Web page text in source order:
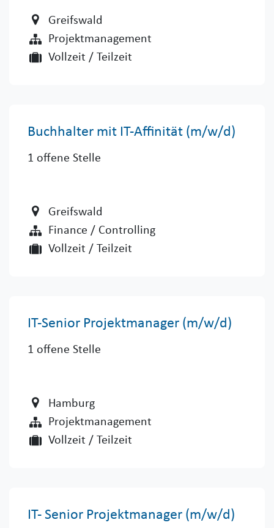
Greifswald
Projektmanagement
Vollzeit / Teilzeit
Buchhalter mit IT-Affinität (m/w/d) ​
1 offene Stelle
Greifswald
Finance / Controlling
Vollzeit / Teilzeit
IT-Senior Projektmanager (m/w/d)
1 offene Stelle
Hamburg
Projektmanagement
Vollzeit / Teilzeit
IT- Senior Projektmanager (m/w/d)